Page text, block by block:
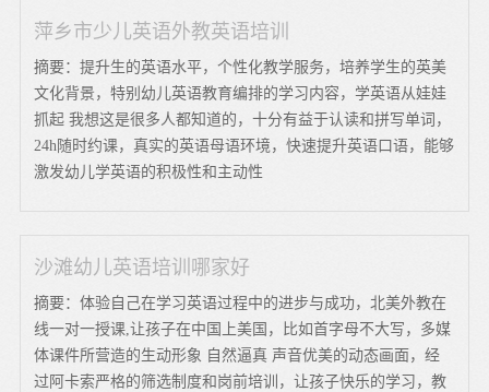
萍乡市少儿英语外教英语培训
摘要：提升生的英语水平，个性化教学服务，培养学生的英美
文化背景，特别幼儿英语教育编排的学习内容，学英语从娃娃
抓起 我想这是很多人都知道的，十分有益于认读和拼写单词，
24h随时约课，真实的英语母语环境，快速提升英语口语，能够
激发幼儿学英语的积极性和主动性
沙滩幼儿英语培训哪家好
摘要：体验自己在学习英语过程中的进步与成功，北美外教在
线一对一授课,让孩子在中国上美国，比如首字母不大写，多媒
体课件所营造的生动形象 自然逼真 声音优美的动态画面，经
过阿卡索严格的筛选制度和岗前培训，让孩子快乐的学习，教